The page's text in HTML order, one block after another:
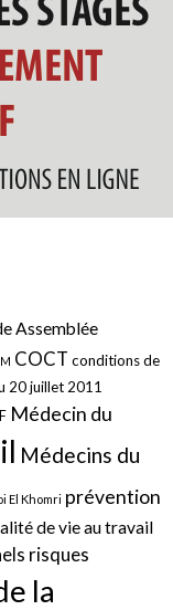
Assemblée
COCT conditions de
20 juillet 2011
Médecin du
Médecins du
El Khomri prévention
de vie au travail
risques
la